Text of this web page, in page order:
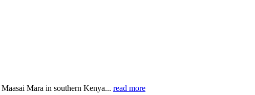
Mara in southern Kenya... read more